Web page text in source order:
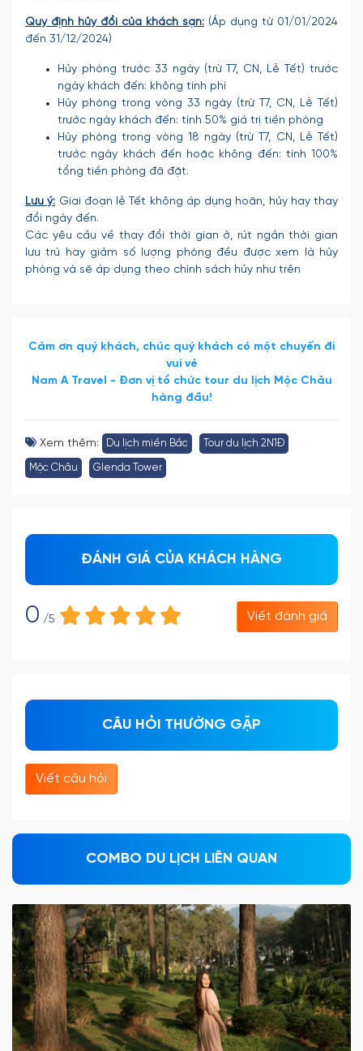
Quy định hủy đổi của khách sạn: (Áp dụng từ 01/01/2024
đến 31/12/2024)
Hủy phòng trước 33 ngày (trừ T7, CN, Lễ Tết) trước
ngày khách đến: không tính phí
Hủy phòng trong vòng 33 ngày (trừ T7, CN, Lễ Tết)
trước ngày khách đến: tính 50% giá trị tiền phòng
Hủy phòng trong vòng 18 ngày (trừ T7, CN, Lễ Tết)
trước ngày khách đến hoặc không đến: tính 100%
tổng tiền phòng đã đặt.
Lưu ý: Giai đoạn lễ Tết không áp dụng hoãn, hủy hay thay
đổi ngày đến.
Các yêu cầu về thay đổi thời gian ở, rút ngắn thời gian
lưu trú hay giảm số lượng phòng đều được xem là hủy
phòng và sẽ áp dụng theo chính sách hủy như trên
Cảm ơn quý khách, chúc quý khách có một chuyến đi
vui vẻ
Nam A Travel - Đơn vị tổ chức tour du lịch Mộc Châu
hàng đầu!
Xem thêm: Du lịch miền Bắc Tour du lịch 2N1Đ
Mộc Châu Glenda Tower
ĐÁNH GIÁ CỦA KHÁCH HÀNG
0 /5 Viết đánh giá
CÂU HỎI THƯỜNG GẶP
Viết câu hỏi
COMBO DU LỊCH LIÊN QUAN